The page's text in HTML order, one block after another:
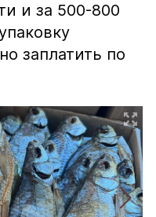
и за 500-800
заплатить по